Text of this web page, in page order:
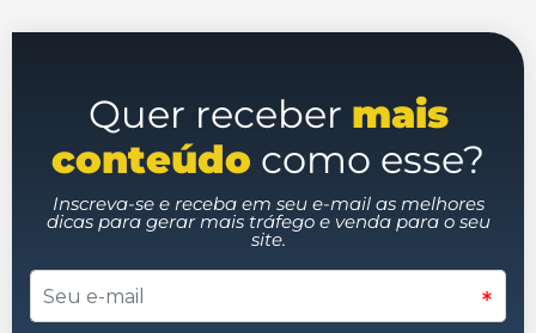
Quer receber mais
conteúdo como esse?
Inscreva-se e receba em seu e-mail as melhores
dicas para gerar mais tráfego e venda para o seu
site.